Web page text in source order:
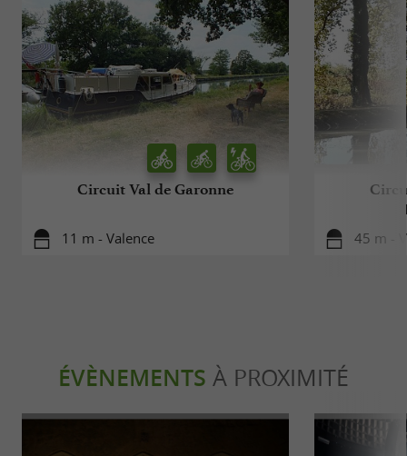
Circuit Val de Garonne
11 m - Valence 45 m -
ÉVÈNEMENTS À PROXIMITÉ